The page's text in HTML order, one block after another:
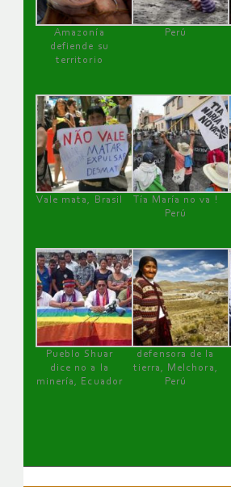
Amazonía
defiende su
territorio
Perú
Vale mata, Brasil
Tía María no va !
Perú
Pueblo Shuar
dice no a la
minería, Ecuador
defensora de la
tierra, Melchora,
Perú